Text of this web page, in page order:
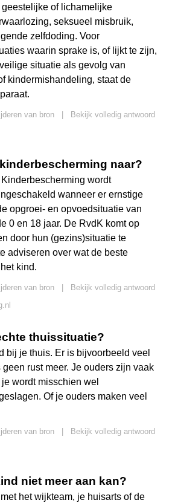
of lichamelijke
seksueel misbruik,
zelfdoding. Voor
waarin sprake is, of lijkt te zijn,
situatie als gevolg van
kindermishandeling, staat de
van bron
Bekijk volledig antwoord
naar?
wordt
wanneer er ernstige
opgroei- en opvoedsituatie van
0 en 18 jaar. De RvdK komt op
door hun (gezins)situatie te
adviseren over wat de beste
kind.
van bron
Bekijk volledig antwoord
thuissituatie?
bij je thuis. Er is bijvoorbeeld veel
rust meer. Je ouders zijn vaak
wordt misschien wel
Of je ouders maken veel
van bron
Bekijk volledig antwoord
niet meer aan kan?
het wijkteam, je huisarts of de